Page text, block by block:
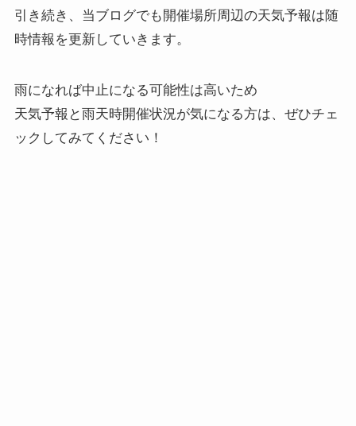
引き続き、当ブログでも開催場所周辺の天気予報は随
時情報を更新していきます。
雨になれば中止になる可能性は高いため
天気予報と雨天時開催状況が気になる方は、ぜひチェ
ックしてみてください！